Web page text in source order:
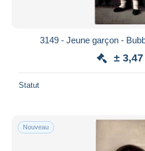
3149 - Jeune garçon -
±
Statut
Nouveau